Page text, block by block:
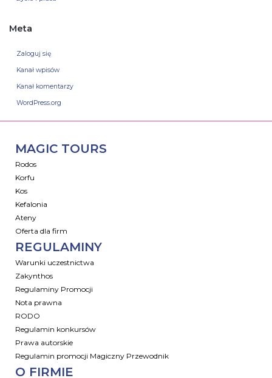
Meta
Zaloguj się
Kanał wpisów
Kanał komentarzy
WordPress.org
MAGIC TOURS
Rodos
Korfu
Kos
Kefalonia
Ateny
Oferta dla firm
REGULAMINY
Warunki uczestnictwa
Zakynthos
Regulaminy Promocji
Nota prawna
RODO
Regulamin konkursów
Prawa autorskie
Regulamin promocji Magiczny Przewodnik
O FIRMIE